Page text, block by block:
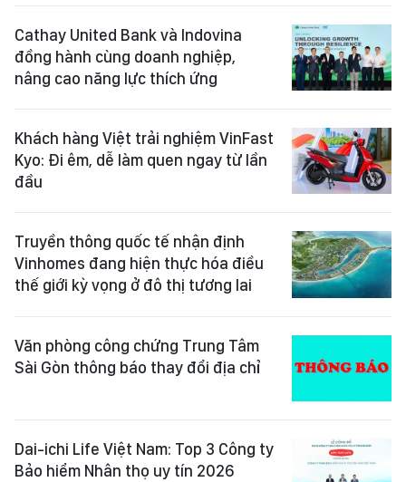
Cathay United Bank và Indovina
đồng hành cùng doanh nghiệp,
nâng cao năng lực thích ứng
Khách hàng Việt trải nghiệm VinFast
Kyo: Đi êm, dễ làm quen ngay từ lần
đầu
Truyền thông quốc tế nhận định
Vinhomes đang hiện thực hóa điều
thế giới kỳ vọng ở đô thị tương lai
Văn phòng công chứng Trung Tâm
Sài Gòn thông báo thay đổi địa chỉ
Dai-ichi Life Việt Nam: Top 3 Công ty
Bảo hiểm Nhân thọ uy tín 2026